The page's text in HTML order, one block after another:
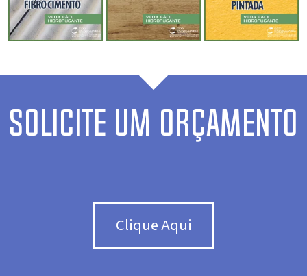
SOLICITE UM ORÇAMENTO
Clique Aqui